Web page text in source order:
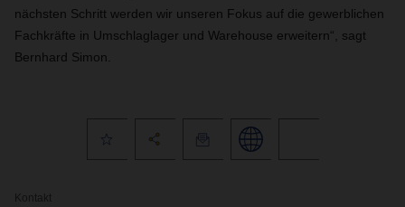
nächsten Schritt werden wir unseren Fokus auf die gewerblichen
Fachkräfte in Umschlaglager und Warehouse erweitern“, sagt
Bernhard Simon.
Kontakt